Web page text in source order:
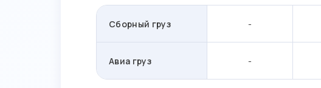
Сборный груз -
Авиа груз -